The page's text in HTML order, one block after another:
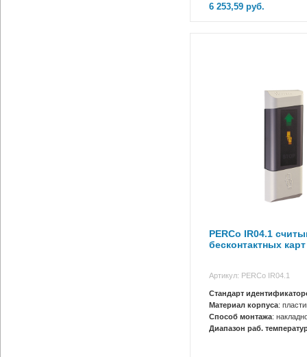
6 253,59 руб.
PERCo IR04.1
бесконтактных карт
Артикул: PERCo IR04.1
Стандарт
Материал корпуса:
Способ монтажа:
Диапазон раб.